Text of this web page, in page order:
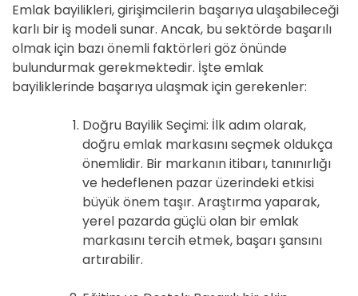
Emlak bayilikleri, girişimcilerin başarıya ulaşabileceği
karlı bir iş modeli sunar. Ancak, bu sektörde başarılı
olmak için bazı önemli faktörleri göz önünde
bulundurmak gerekmektedir. İşte emlak
bayiliklerinde başarıya ulaşmak için gerekenler:
Doğru Bayilik Seçimi: İlk adım olarak,
doğru emlak markasını seçmek oldukça
önemlidir. Bir markanın itibarı, tanınırlığı
ve hedeflenen pazar üzerindeki etkisi
büyük önem taşır. Araştırma yaparak,
yerel pazarda güçlü olan bir emlak
markasını tercih etmek, başarı şansını
artırabilir.